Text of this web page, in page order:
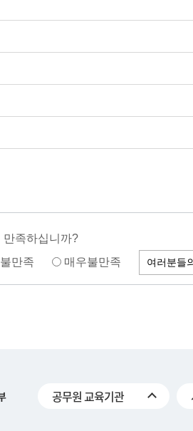
만족하십니까?
불만족 매우불만족
공무원 교육기관